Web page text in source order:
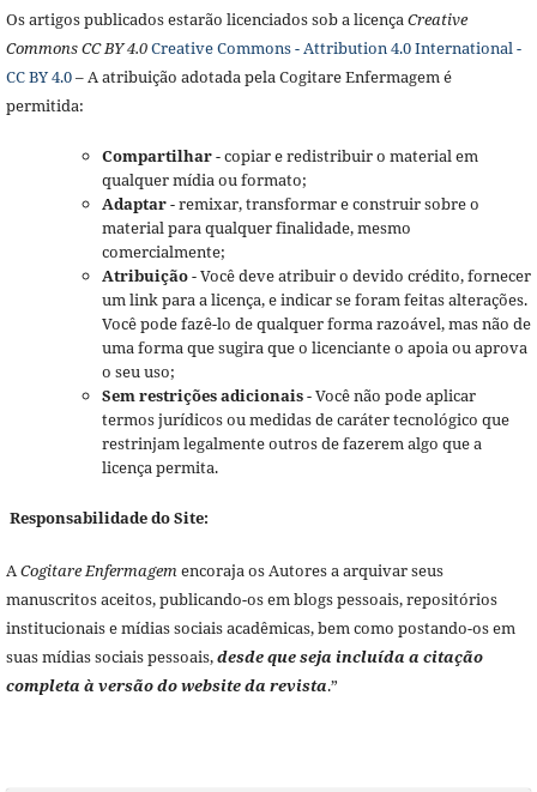
Os artigos publicados estarão licenciados sob a licençaCreative
Commons CC BY 4.0Creative Commons - Attribution 4.0 International -
CC BY 4.0– A atribuição adotada pela Cogitare Enfermagem é
permitida:
Compartilhar- copiar e redistribuir o material em
qualquer mídia ou formato;
Adaptar- remixar, transformar e construir sobre o
material para qualquer finalidade, mesmo
comercialmente;
Atribuição- Você deve atribuir o devido crédito, fornecer
um link para a licença, e indicar se foram feitas alterações.
Você pode fazê-lo de qualquer forma razoável, mas não de
uma forma que sugira que o licenciante o apoia ou aprova
o seu uso;
Sem restrições adicionais- Você não pode aplicar
termos jurídicos ou medidas de caráter tecnológico que
restrinjam legalmente outros de fazerem algo que a
licença permita.
Responsabilidade do Site:
ACogitare Enfermagemencoraja os Autores a arquivar seus
manuscritos aceitos, publicando-os em blogs pessoais, repositórios
institucionais e mídias sociais acadêmicas, bem como postando-os em
suas mídias sociais pessoais,desde que seja incluída a citação
completa à versão do website da revista.”